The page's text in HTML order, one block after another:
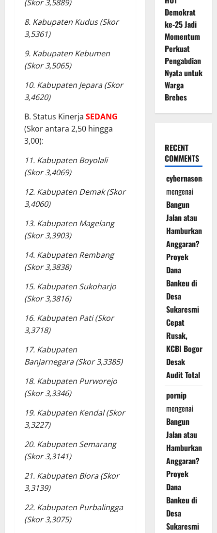
(Skor 3,5889)
8. Kabupaten Kudus (Skor
3,5361)
9. Kabupaten Kebumen
(Skor 3,5065)
10. Kabupaten Jepara (Skor
3,4620)
B. Status Kinerja SEDANG
(Skor antara 2,50 hingga
3,00):
11. Kabupaten Boyolali
(Skor 3,4069)
12. Kabupaten Demak (Skor
3,4060)
13. Kabupaten Magelang
(Skor 3,3903)
14. Kabupaten Rembang
(Skor 3,3838)
15. Kabupaten Sukoharjo
(Skor 3,3816)
16. Kabupaten Pati (Skor
3,3718)
17. Kabupaten
Banjarnegara (Skor 3,3385)
18. Kabupaten Purworejo
(Skor 3,3346)
19. Kabupaten Kendal (Skor
3,3227)
20. Kabupaten Semarang
(Skor 3,3141)
21. Kabupaten Blora (Skor
3,3139)
22. Kabupaten Purbalingga
(Skor 3,3075)
Demokrat
ke-25 Jadi
Momentum
Perkuat
Pengabdian
Nyata untuk
Warga
Brebes
RECENT
COMMENTS
cybernasonal
mengenai
Bangun
Jalan atau
Hamburkan
Anggaran?
Proyek
Dana
Bankeu di
Desa
Sukaresmi
Cepat
Rusak,
KCBI Bogor
Desak
Audit Total
pornip
mengenai
Bangun
Jalan atau
Hamburkan
Anggaran?
Proyek
Dana
Bankeu di
Desa
Sukaresmi